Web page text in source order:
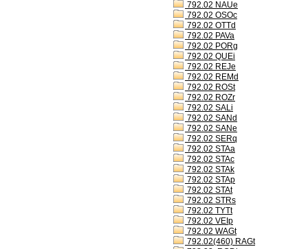
792.02 NAUe
792.02 OSOc
792.02 OTTd
792.02 PAVa
792.02 PORg
792.02 QUEi
792.02 REJe
792.02 REMd
792.02 ROSt
792.02 ROZr
792.02 SALi
792.02 SANd
792.02 SANe
792.02 SERq
792.02 STAa
792.02 STAc
792.02 STAk
792.02 STAp
792.02 STAt
792.02 STRs
792.02 TYTt
792.02 VEIp
792.02 WAGt
792.02(460) RAGt